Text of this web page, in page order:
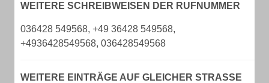
WEITERE SCHREIBWEISEN DER RUFNUMMER
036428 549568, +49 36428 549568,
+4936428549568, 036428549568
WEITERE EINTRÄGE AUF GLEICHER STRASSE